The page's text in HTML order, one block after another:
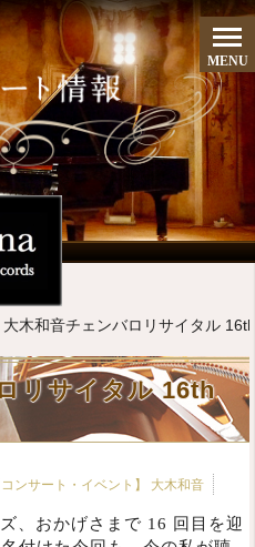
大木和音チェンバロリサイタル
リサイタル 16th
コンサート・イベント】 大木和音
、おかげさまで 16 回目 を迎
MENU